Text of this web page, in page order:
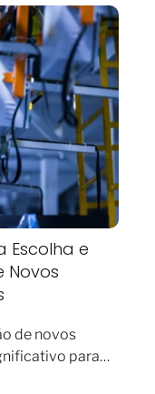
Escolha e
Novos
de novos
para…